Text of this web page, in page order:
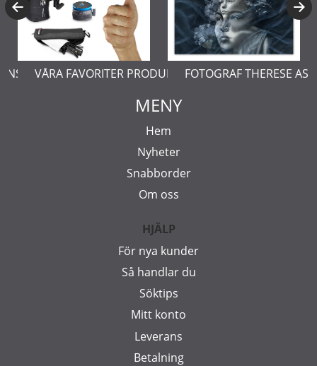
VÅRA FAVORITER PRODUKTERFOTOGRAF THERESE
MENY
Hem
Nyheter
Snabborder
Om oss
HJÄLP
För nya kunder
Så handlar du
Söktips
Mitt konto
Leverans
Betalning